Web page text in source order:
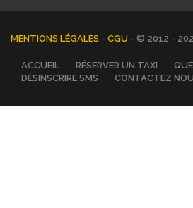
MENTIONS LÉGALES - CGU - © 2012 -
ACCUEIL RÉSERVER UN TAXI
DÉSINSCRIRE SMS
CONTACTEZ